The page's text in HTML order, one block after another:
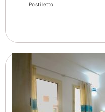
Posti letto